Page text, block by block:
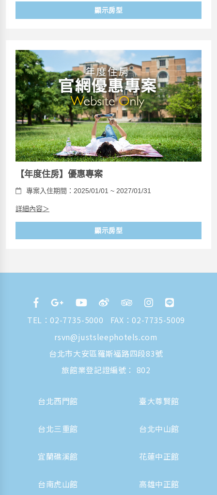
顯示房型
【年度住房】優惠專案
專案入住期間：2025/01/01 ~ 2027/01/31
詳細內容＞
顯示房型
TEL：02-7735-5000
FAX：02-7735-5009
rsvn@justsleephotels.com
台北市大安區羅斯福路四段83號
旅館業登記證編號： 802
台北西門館 臺大尊賢館
台北三重館 台北中山館
宜蘭礁溪館 花蓮中正館
台南虎山館 高雄中正館